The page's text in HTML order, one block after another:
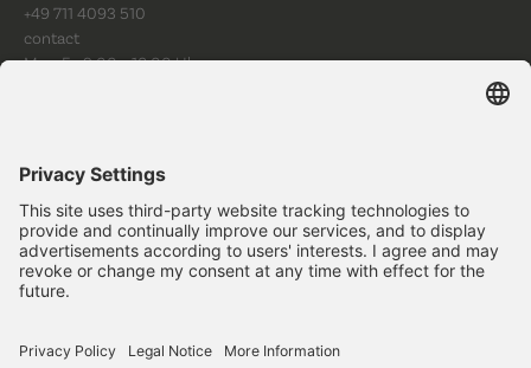
+49 711 4093 510
contact
Mo - Fr: 9:00 - 18:00 Uhr
Protection des données Imprimer
Termes et conditions
Cookies
Copyright ©2026.All rights reserved.